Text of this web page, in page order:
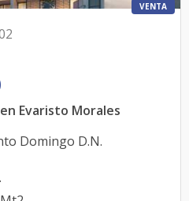
VENTA
Evaristo Morales
Domingo D.N.